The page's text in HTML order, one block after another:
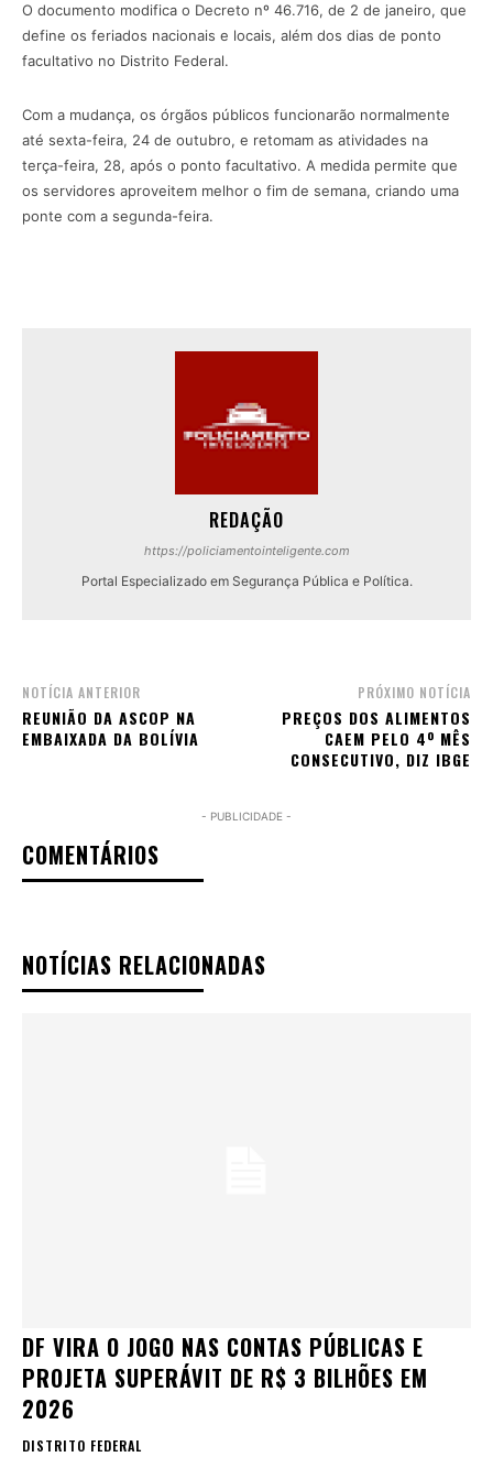
O documento modifica o Decreto nº 46.716, de 2 de janeiro, que
define os feriados nacionais e locais, além dos dias de ponto
facultativo no Distrito Federal.
Com a mudança, os órgãos públicos funcionarão normalmente
até sexta-feira, 24 de outubro, e retomam as atividades na
terça-feira, 28, após o ponto facultativo. A medida permite que
os servidores aproveitem melhor o fim de semana, criando uma
ponte com a segunda-feira.
REDAÇÃO
https://policiamentointeligente.com
Portal Especializado em Segurança Pública e Política.
NOTÍCIA ANTERIOR
REUNIÃO DA ASCOP NA
EMBAIXADA DA BOLÍVIA
PRÓXIMO NOTÍCIA
PREÇOS DOS ALIMENTOS
CAEM PELO 4º MÊS
CONSECUTIVO, DIZ IBGE
- PUBLICIDADE -
COMENTÁRIOS
NOTÍCIAS RELACIONADAS
DF VIRA O JOGO NAS CONTAS PÚBLICAS E
PROJETA SUPERÁVIT DE R$ 3 BILHÕES EM
2026
DISTRITO FEDERAL